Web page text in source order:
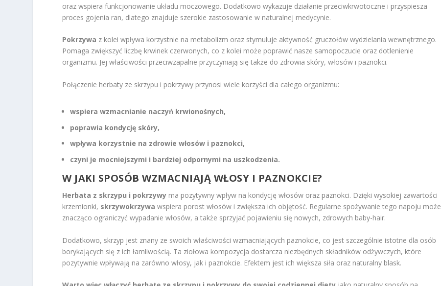
oraz wspiera funkcjonowanie układu moczowego. Dodatkowo wykazuje działanie przeciwkrwotoczne i przyspiesza
proces gojenia ran, dlatego znajduje szerokie zastosowanie w naturalnej medycynie.
Pokrzywa z kolei wpływa korzystnie na metabolizm oraz stymuluje aktywność gruczołów wydzielania wewnętrznego.
Pomaga zwiększyć liczbę krwinek czerwonych, co z kolei może poprawić nasze samopoczucie oraz dotlenienie
organizmu. Jej właściwości przeciwzapalne przyczyniają się także do zdrowia skóry, włosów i paznokci.
Połączenie herbaty ze skrzypu i pokrzywy przynosi wiele korzyści dla całego organizmu:
wspiera wzmacnianie naczyń krwionośnych,
poprawia kondycję skóry,
wpływa korzystnie na zdrowie włosów i paznokci,
czyni je mocniejszymi i bardziej odpornymi na uszkodzenia.
W JAKI SPOSÓB WZMACNIAJĄ WŁOSY I PAZNOKCIE?
Herbata z skrzypu i pokrzywy ma pozytywny wpływ na kondycję włosów oraz paznokci. Dzięki wysokiej zawartości
krzemionki, skrzywokrzywa wspiera porost włosów i zwiększa ich objętość. Regularne spożywanie tego napoju może
znacząco ograniczyć wypadanie włosów, a także sprzyjać pojawieniu się nowych, zdrowych baby-hair.
Dodatkowo, skrzyp jest znany ze swoich właściwości wzmacniających paznokcie, co jest szczególnie istotne dla osób
borykających się z ich łamliwością. Ta ziołowa kompozycja dostarcza niezbędnych składników odżywczych, które
pozytywnie wpływają na zarówno włosy, jak i paznokcie. Efektem jest ich większa siła oraz naturalny blask.